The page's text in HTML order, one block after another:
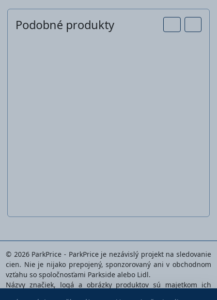
Podobné produkty
© 2026 ParkPrice - ParkPrice je nezávislý projekt na sledovanie
cien. Nie je nijako prepojený, sponzorovaný ani v obchodnom
vzťahu so spoločnosťami Parkside alebo Lidl.
Názvy značiek, logá a obrázky produktov sú majetkom ich